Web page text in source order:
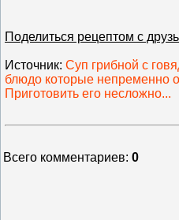
Поделиться рецептом с
Источник: Суп грибной с
блюдо которые непременно
Приготовить его несложно...
Всего комментариев: 0